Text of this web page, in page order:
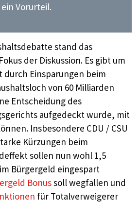
Vorurteil.
stand das
der Diskussion. Es gibt um
durch Einsparungen beim
von 60 Milliarden
Entscheidung des
aufgedeckt wurde, mit
Insbesondere CDU / CSU
Kürzungen beim
sollen nun wohl 1,5
Bürgergeld eingespart
Bonussoll wegfallen und
für Totalverweigerer